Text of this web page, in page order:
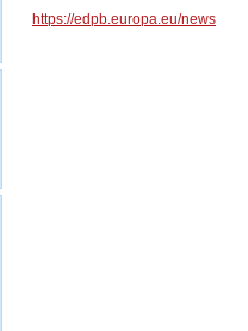
https://edpb.europa.eu/news